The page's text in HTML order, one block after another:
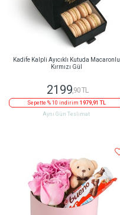
Kadife Kalpli Ayıcıklı Kutuda Macaronlu
Kırmızı Gül
2199,90 TL
Sepette % 10 indirim 1979,91 TL
Aynı Gün Teslimat